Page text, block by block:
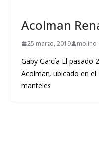
Acolman
25 marzo, 2019 molino
Gaby García El pasado
Acolman, ubicado en
manteles